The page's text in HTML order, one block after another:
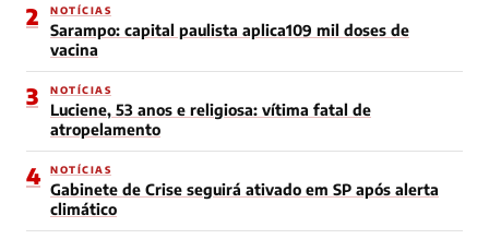
2 NOTÍCIAS
Sarampo: capital paulista aplica109 mil doses de
vacina
3 NOTÍCIAS
Luciene, 53 anos e religiosa: vítima fatal de
atropelamento
4 NOTÍCIAS
Gabinete de Crise seguirá ativado em SP após alerta
climático